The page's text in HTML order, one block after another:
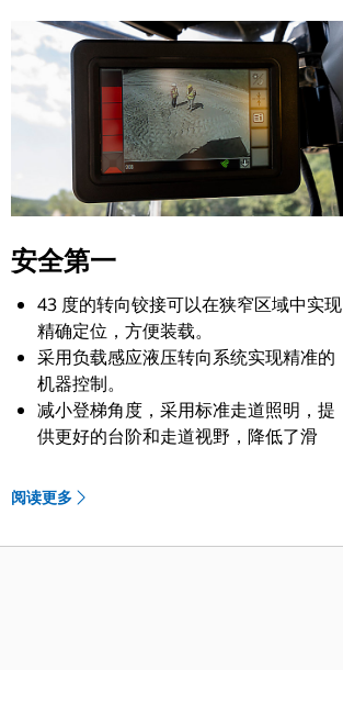
安全第一
43 度的转向铰接可以在狭窄区域中实现
精确定位，方便装载。
采用负载感应液压转向系统实现精准的
机器控制。
减小登梯角度，采用标准走道照明，提
供更好的台阶和走道视野，降低了滑
带有警报指示器的计算机化监控系统。
野，助您安全从容地工作。
阅读更多